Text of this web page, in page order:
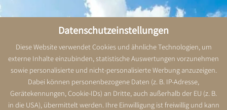
Datenschutzeinstellungen
Diese Website verwendet Cookies und ähnliche Technologien, um
externe Inhalte einzubinden, statistische Auswertungen vorzunehmen
sowie personalisierte und nicht-personalisierte Werbung anzuzeigen.
Dabei können personenbezogene Daten (z. B. IP-Adresse,
Gerätekennungen, Cookie-IDs) an Dritte, auch außerhalb der EU (z. B.
in die USA), übermittelt werden. Ihre Einwilligung ist freiwillig und kann